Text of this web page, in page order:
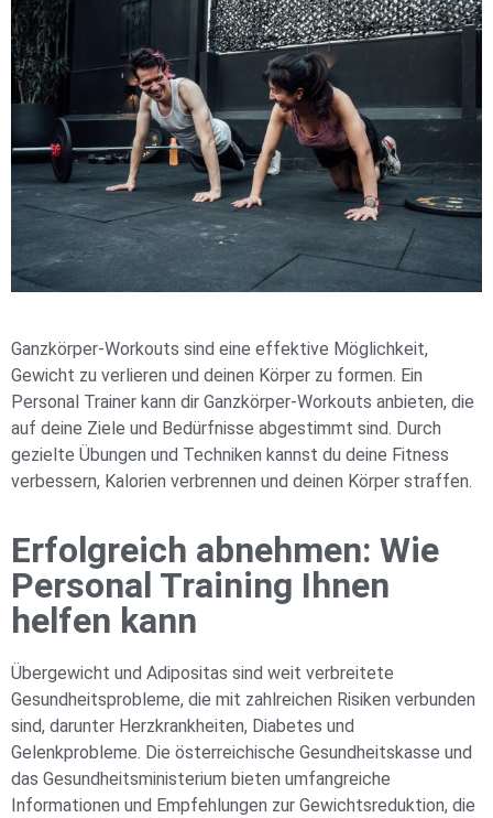
Ganzkörper-Workouts sind eine effektive Möglichkeit,
Gewicht zu verlieren und deinen Körper zu formen. Ein
Personal Trainer kann dir Ganzkörper-Workouts anbieten, die
auf deine Ziele und Bedürfnisse abgestimmt sind. Durch
gezielte Übungen und Techniken kannst du deine Fitness
verbessern, Kalorien verbrennen und deinen Körper straffen.
Erfolgreich abnehmen: Wie
Personal Training Ihnen
helfen kann
Übergewicht und Adipositas sind weit verbreitete
Gesundheitsprobleme, die mit zahlreichen Risiken verbunden
sind, darunter Herzkrankheiten, Diabetes und
Gelenkprobleme. Die österreichische Gesundheitskasse und
das Gesundheitsministerium bieten umfangreiche
Informationen und Empfehlungen zur Gewichtsreduktion, die